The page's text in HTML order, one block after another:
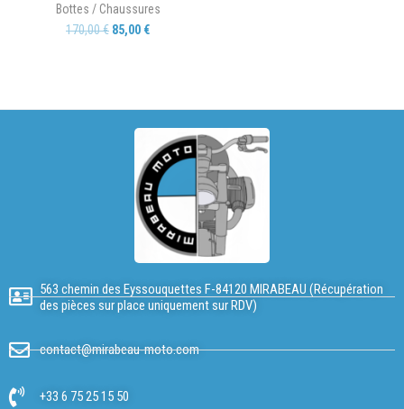
Bottes / Chaussures
170,00€ 85,00 €
563 chemin des Eyssouquettes F-84120 MIRABEAU (Récupération
des pièces sur place uniquement sur RDV)
contact@mirabeau-moto.com
+33 6 75 25 15 50